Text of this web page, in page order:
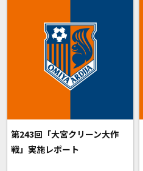
第243回「大宮クリーン大作
戦」実施レポート